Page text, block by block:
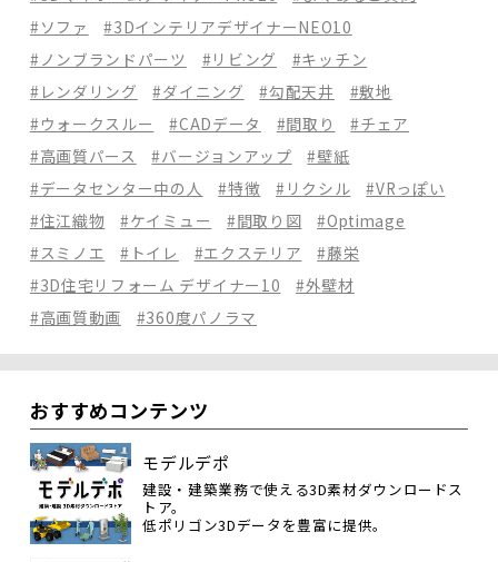
#ソファ
#3DインテリアデザイナーNEO10
#ノンブランドパーツ
#リビング
#キッチン
#レンダリング
#ダイニング #勾配天井
#敷地
#ウォークスルー
#CADデータ #間取り
#チェア
#高画質パース
#バージョンアップ
#壁紙
#データセンター中の人
#特徴 #リクシル
#VRっぽい
#住江織物
#ケイミュー #間取り図
#Optimage
#スミノエ
#トイレ #エクステリア
#藤栄
#3D住宅リフォーム デザイナー10
#外壁材
#高画質動画
#360度パノラマ
おすすめコンテンツ
モデルデポ
建設・建築業務で使える3D素材ダウンロードス
トア。
低ポリゴン3Dデータを豊富に提供。